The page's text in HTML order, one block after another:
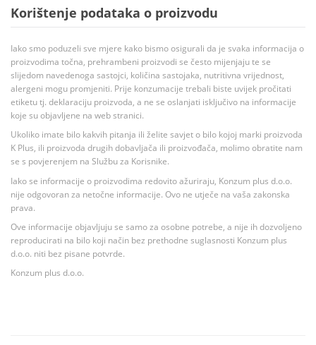
Korištenje podataka o proizvodu
Iako smo poduzeli sve mjere kako bismo osigurali da je svaka informacija o
proizvodima točna, prehrambeni proizvodi se često mijenjaju te se
slijedom navedenoga sastojci, količina sastojaka, nutritivna vrijednost,
alergeni mogu promjeniti. Prije konzumacije trebali biste uvijek pročitati
etiketu tj. deklaraciju proizvoda, a ne se oslanjati isključivo na informacije
koje su objavljene na web stranici.
Ukoliko imate bilo kakvih pitanja ili želite savjet o bilo kojoj marki proizvoda
K Plus, ili proizvoda drugih dobavljača ili proizvođača, molimo obratite nam
se s povjerenjem na Službu za Korisnike.
Iako se informacije o proizvodima redovito ažuriraju, Konzum plus d.o.o.
nije odgovoran za netočne informacije. Ovo ne utječe na vaša zakonska
prava.
Ove informacije objavljuju se samo za osobne potrebe, a nije ih dozvoljeno
reproducirati na bilo koji način bez prethodne suglasnosti Konzum plus
d.o.o. niti bez pisane potvrde.
Konzum plus d.o.o.